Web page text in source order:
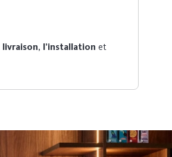
livraison, l’installation et